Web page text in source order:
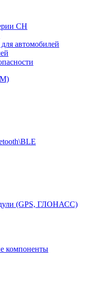
CH
автомобилей
(GPS, ГЛОНАСС)
компоненты